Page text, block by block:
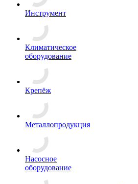
Инструмент
Климатическое
оборудование
Крепёж
Металлопродукция
Насосное
оборудование